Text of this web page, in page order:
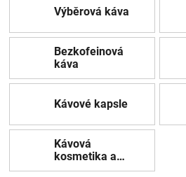
Výběrová káva
Bezkofeinová
káva
Kávové kapsle
Kávová
kosmetika a
další